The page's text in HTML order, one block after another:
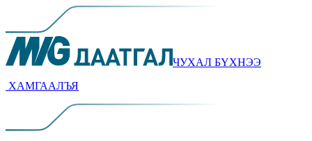
ЧУХАЛ БYХНЭЭ
ХАМГААЛЪЯ